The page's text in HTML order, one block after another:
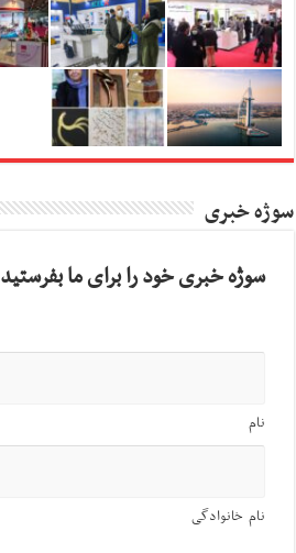
سوژه خبری
سوژه خبری خود را برای ما بفرستید
نام
نام خانوادگی